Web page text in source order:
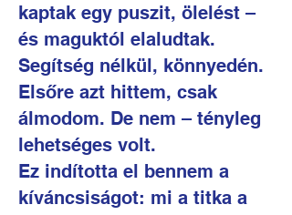
kaptak egy puszit, ölelést –
és maguktól elaludtak.
Segítség nélkül, könnyedén.
Elsőre azt hittem, csak
álmodom. De nem – tényleg
lehetséges volt.
Ez indította el bennem a
kíváncsiságot: mi a titka a